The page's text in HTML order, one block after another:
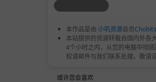
本作品是由 小叽资源会员Chobits
本站提供的资源转载自国内外各
4个小时之内，从您的电脑中彻
权请邮件与我们联系处理。敬请
或许您会喜欢